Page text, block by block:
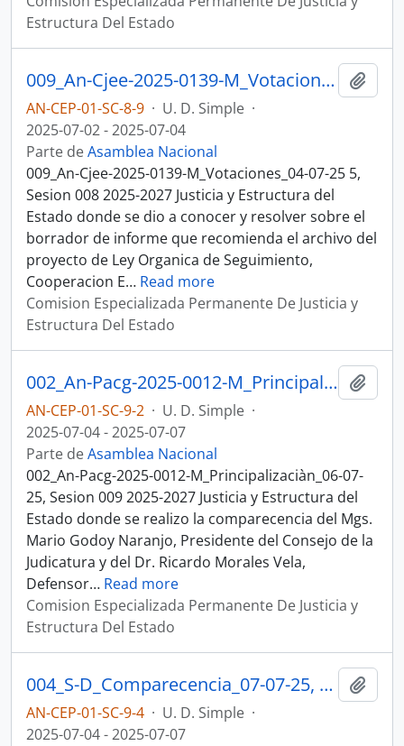
Estructura Del Estado
009_An-Cjee-2025-0139-M_Votaciones_04-07-25, Sesion 008 Justicia y Estructura del Estado
AN-CEP-01-SC-8-9 · U. D. Simple ·
2025-07-02 - 2025-07-04
Parte deAsamblea Nacional
009_An-Cjee-2025-0139-M_Votaciones_04-07-25 5,
Sesion 008 2025-2027 Justicia y Estructura del
Estado donde se dio a conocer y resolver sobre el
borrador de informe que recomienda el archivo del
proyecto de Ley Organica de Seguimiento,
Cooperacion E… Read more
Comision Especializada Permanente De Justicia y
Estructura Del Estado
002_An-Pacg-2025-0012-M_Principalizaciàn_06-07-25, Sesion 009 Justicia y Estructura del Estado
AN-CEP-01-SC-9-2 · U. D. Simple ·
2025-07-04 - 2025-07-07
Parte deAsamblea Nacional
002_An-Pacg-2025-0012-M_Principalizaciàn_06-07-
25, Sesion 009 2025-2027 Justicia y Estructura del
Estado donde se realizo la comparecencia del Mgs.
Mario Godoy Naranjo, Presidente del Consejo de la
Judicatura y del Dr. Ricardo Morales Vela,
Defensor… Read more
Comision Especializada Permanente De Justicia y
Estructura Del Estado
004_S-D_Comparecencia_07-07-25, Sesion 009 Justicia y Estructura del Estado
AN-CEP-01-SC-9-4 · U. D. Simple ·
2025-07-04 - 2025-07-07